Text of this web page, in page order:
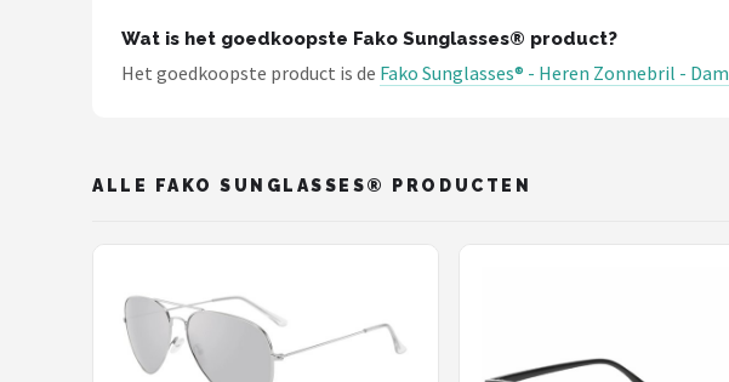
Wat is het goedkoopste Fako Sunglasses® product?
Het goedkoopste product is de Fako Sunglasses® - Heren Zonnebril -
ALLE FAKO SUNGLASSES® PRODUCTEN